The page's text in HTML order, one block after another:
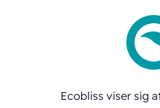
Ecobliss viser sig